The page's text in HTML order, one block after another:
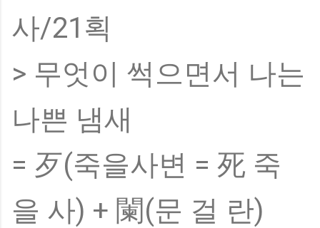
사/21획
> 무엇이 썩으면서 나는
나쁜 냄새
= 歹(죽을사변 = 死 죽
을 사) + 闌(문 걸 란)